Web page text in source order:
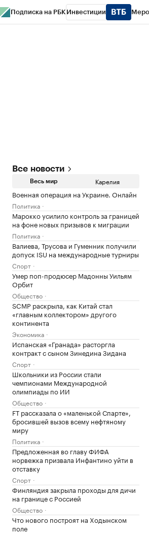
Подписка на РБК Инвестиции
Все новости
Весь мир Карелия
Военная операция на Украине. Онлайн
Политика
Марокко усилило контроль за границей
на фоне новых призывов к миграции
Политика
Валиева, Трусова и Гуменник получили
допуск ISU на международные турниры
Спорт
Умер поп-продюсер Мадонны Уильям
Орбит
Общество
SCMP раскрыла, как Китай стал
«главным коллектором» другого
континента
Экономика
Испанская «Гранада» расторгла
контракт с сыном Зинедина Зидана
Спорт
Школьники из России стали
чемпионами Международной
олимпиады по ИИ
Общество
FT рассказала о «маленькой Спарте»,
бросившей вызов всему нефтяному
миру
Политика
Предложенная во главу ФИФА
норвежка призвала Инфантино уйти в
отставку
Спорт
Финляндия закрыла проходы для дичи
на границе с Россией
Общество
Что нового построят на Ходынском
поле